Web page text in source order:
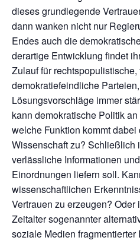
dieses grundlegende
dann wanken nicht nur
Endes auch die
derartige Entwicklung findet
Zulauf für
demokratiefeindliche
Lösungsvorschläge immer
kann demokratische Politik
welche Funktion kommt
Wissenschaft zu? Schließlich
verlässliche Informationen
Einordnungen liefern soll.
wissenschaftlichen
Vertrauen zu erzeugen?
Zeitalter sogenannter
soziale Medien